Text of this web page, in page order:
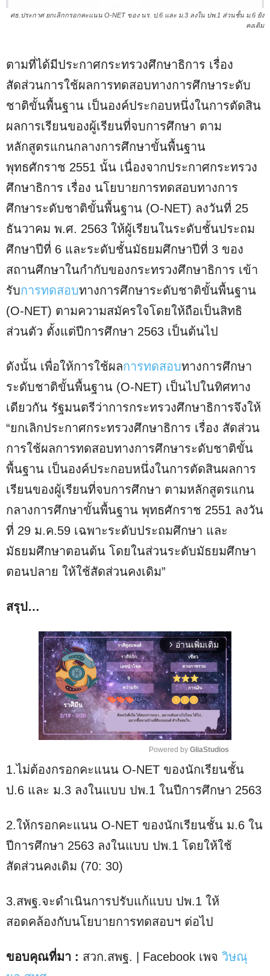
ศธ.ประกาศ ยกเลิกกรอกคะแนน O-NET ของ นร. ป.6 และ ม.3 ลงใน ปพ.1 ส่วนชั้น ม.6 ยัง
คงเดิม
ตามที่ได้มีประกาศกระทรวงศึกษาธิการ เรื่อง
สัดส่วนการใช้ผลการทดสอบทางการศึกษาระดับ
ชาติขั้นพื้นฐาน เป็นองค์ประกอบหนึ่งในการตัดสิน
ผลการเรียนของผู้เรียนที่จบการศึกษา ตาม
หลักสูตรแกนกลางการศึกษาขั้นพื้นฐาน
พุทธศักราช 2551 นั้น เนื่องจากประกาศกระทรวง
ศึกษาธิการ เรื่อง นโยบายการทดสอบทางการ
ศึกษาระดับชาติขั้นพื้นฐาน (O-NET) ลงวันที่ 25
ธันวาคม พ.ศ. 2563 ให้ผู้เรียนในระดับชั้นประถม
ศึกษาปีที่ 6 และระดับชั้นมัธยมศึกษาปีที่ 3 ของ
สถานศึกษาในกำกับของกระทรวงศึกษาธิการ เข้า
รับการทดสอบทางการศึกษาระดับชาติขั้นพื้นฐาน
(O-NET) ตามความสมัครใจโดยให้ถือเป็นสิทธิ
ส่วนตัว ตั้งแต่ปีการศึกษา 2563 เป็นต้นไป
ดังนั้น เพื่อให้การใช้ผลการทดสอบทางการศึกษา
ระดับชาติขั้นพื้นฐาน (O-NET) เป็นไปในทิศทาง
เดียวกัน รัฐมนตรีว่าการกระทรวงศึกษาธิการจึงให้
“ยกเลิกประกาศกระทรวงศึกษาธิการ เรื่อง สัดส่วน
การใช้ผลการทดสอบทางการศึกษาระดับชาติขั้น
พื้นฐาน เป็นองค์ประกอบหนึ่งในการตัดสินผลการ
เรียนของผู้เรียนที่จบการศึกษา ตามหลักสูตรแกน
กลางการศึกษาขั้นพื้นฐาน พุทธศักราช 2551 ลงวัน
ที่ 29 ม.ค.59 เฉพาะระดับประถมศึกษา และ
มัธยมศึกษาตอนต้น โดยในส่วนระดับมัธยมศึกษา
ตอนปลาย ให้ใช้สัดส่วนคงเดิม”
สรุป…
arrow_forward_ios อ่านเพิ่มเติม
M
u
Powered by GliaStudios
1.ไม่ต้องกรอกคะแนน O-NET ของนักเรียนชั้น
ป.6 และ ม.3 ลงในแบบ ปพ.1 ในปีการศึกษา 2563
2.ให้กรอกคะแนน O-NET ของนักเรียนชั้น ม.6 ใน
ปีการศึกษา 2563 ลงในแบบ ปพ.1 โดยให้ใช้
สัดส่วนคงเดิม (70: 30)
3.สพฐ.จะดำเนินการปรับแก้แบบ ปพ.1 ให้
สอดคล้องกับนโยบายการทดสอบฯ ต่อไป
ขอบคุณที่มา : สวก.สพฐ. | Facebook เพจ วิษณุ